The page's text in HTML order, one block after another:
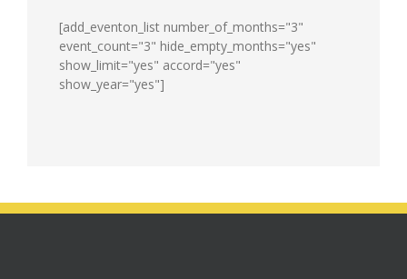
[add_eventon_list number_of_months="3"
event_count="3" hide_empty_months="yes"
show_limit="yes" accord="yes"
show_year="yes"]